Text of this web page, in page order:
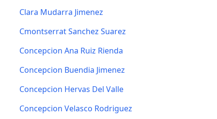
Clara Mudarra Jimenez
Cmontserrat Sanchez Suarez
Concepcion Ana Ruiz Rienda
Concepcion Buendia Jimenez
Concepcion Hervas Del Valle
Concepcion Velasco Rodriguez